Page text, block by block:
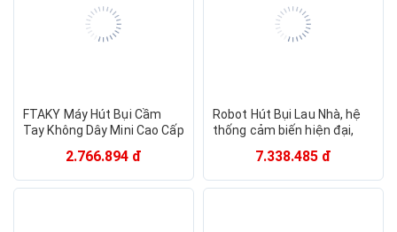
FTAKY Máy Hút Bụi Cầm
Tay Không Dây Mini Cao Cấp
Mạnh - Thiết Kế Không Dây
Tặng Kèm Đầu Hút Hàng
2.766.894 đ
Robot Hút Bụi Lau Nhà, hệ
thống cảm biến hiện đại,
minh điều khiển qua APP
điện thoại Tự Động Hàng
7.338.485 đ